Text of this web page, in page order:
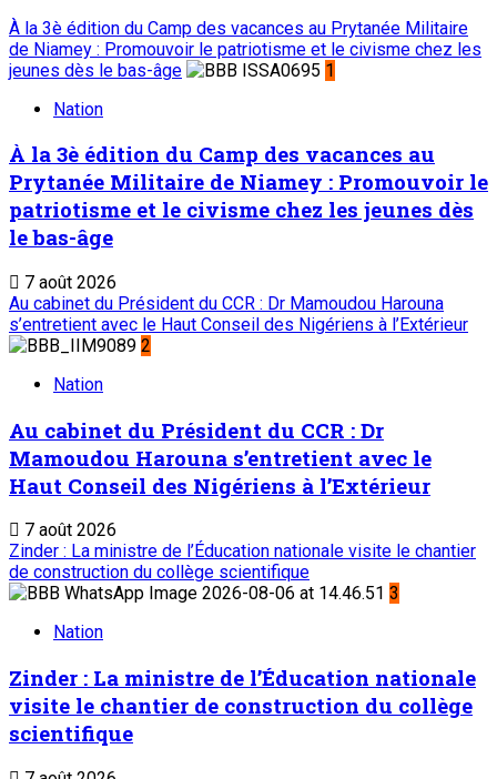
À la 3è édition du Camp des vacances au Prytanée Militaire
de Niamey : Promouvoir le patriotisme et le civisme chez les
jeunes dès le bas-âge
1
Nation
À la 3è édition du Camp des vacances au
Prytanée Militaire de Niamey : Promouvoir le
patriotisme et le civisme chez les jeunes dès
le bas-âge
7 août 2026
Au cabinet du Président du CCR : Dr Mamoudou Harouna
s’entretient avec le Haut Conseil des Nigériens à l’Extérieur
2
Nation
Au cabinet du Président du CCR : Dr
Mamoudou Harouna s’entretient avec le
Haut Conseil des Nigériens à l’Extérieur
7 août 2026
Zinder : La ministre de l’Éducation nationale visite le chantier
de construction du collège scientifique
3
Nation
Zinder : La ministre de l’Éducation nationale
visite le chantier de construction du collège
scientifique